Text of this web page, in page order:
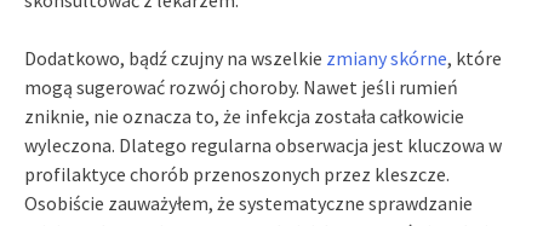
Dodatkowo, bądź czujny na wszelkie zmiany skórne, które
mogą sugerować rozwój choroby. Nawet jeśli rumień
zniknie, nie oznacza to, że infekcja została całkowicie
wyleczona. Dlatego regularna obserwacja jest kluczowa w
profilaktyce chorób przenoszonych przez kleszcze.
Osobiście zauważyłem, że systematyczne sprawdzanie